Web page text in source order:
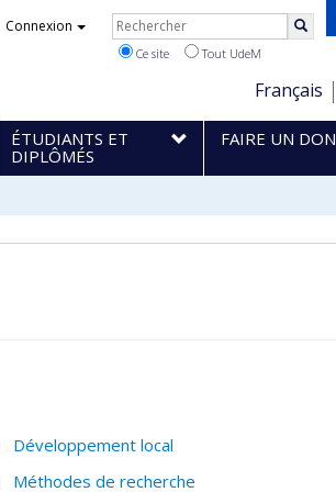
Choix
de
la
langue
Français
Connexion Rechercher
Ce site Tout UdeM
ÉTUDIANTS ET
DIPLÔMÉS
FAIRE UN DON
Développement local
Méthodes de recherche